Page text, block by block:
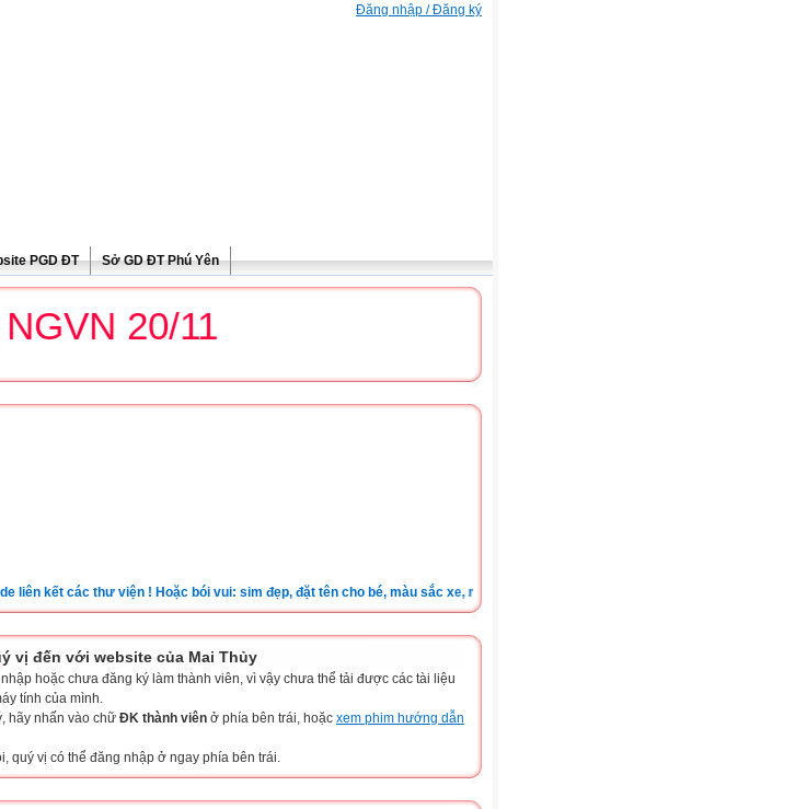
Đăng nhập / Đăng ký
PGD ĐT Sở GD ĐT Phú Yên
20/11
kết các thư viện ! Hoặc bói vui: sim đẹp, đặt tên cho bé, màu sắc xe, nốt ruồi, xem tuổi.v.v.v )
vị đến với website của Mai Thủy
hoặc chưa đăng ký làm thành viên, vì vậy chưa thể tải được các tài liệu
tính của mình.
hãy nhấn vào chữ ĐK thành viên ở phía bên trái, hoặc xem phim hướng dẫn
quý vị có thể đăng nhập ở ngay phía bên trái.